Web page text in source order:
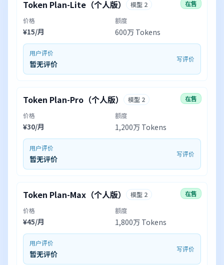
Token Plan-Lite（个人版） 模型 2
在售
价格
¥15/月
额度
600万 Tokens
用户评价
暂无评价
写评价
Token Plan-Pro（个人版） 模型 2
在售
价格
¥30/月
额度
1,200万 Tokens
用户评价
暂无评价
写评价
Token Plan-Max（个人版） 模型 2
在售
价格
¥45/月
额度
1,800万 Tokens
用户评价
暂无评价
写评价